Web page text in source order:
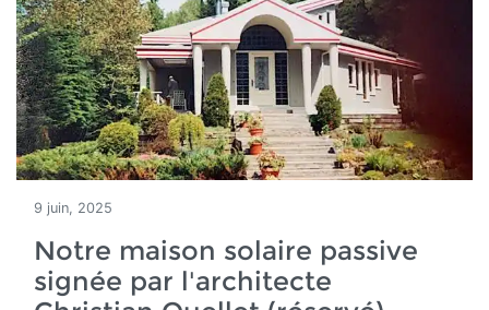
9 juin, 2025
Notre maison solaire passive
signée par l'architecte